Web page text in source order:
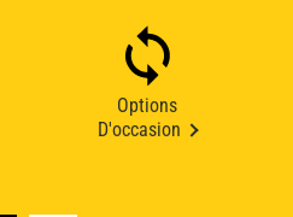
Options
D'occasion